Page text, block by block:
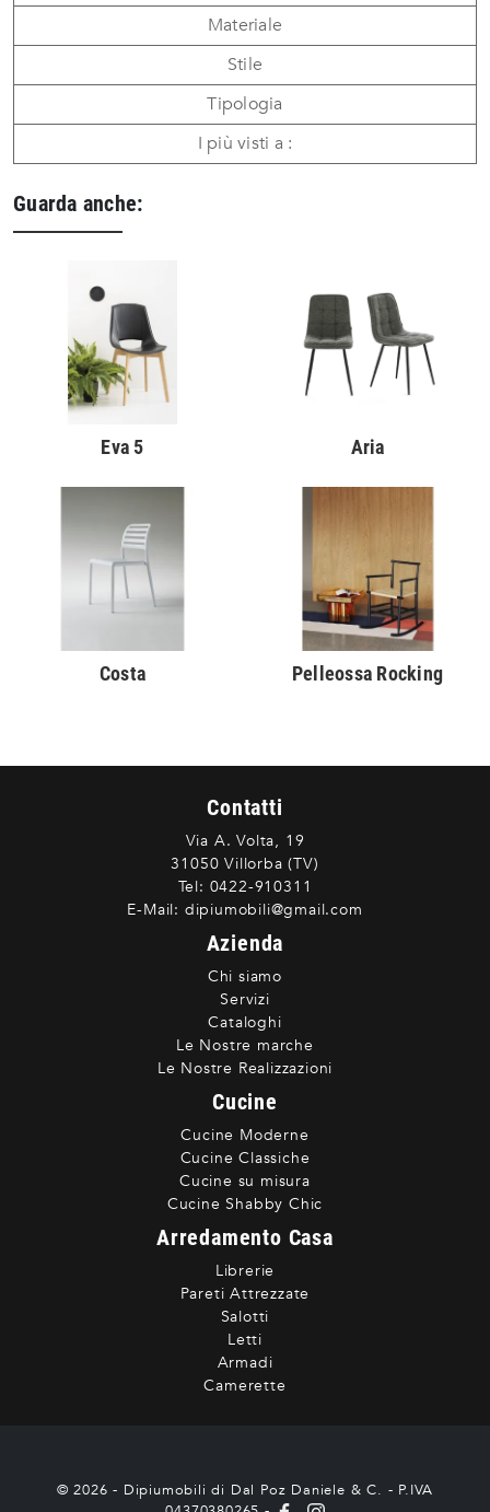
Materiale
Stile
Tipologia
I più visti a :
Guarda anche:
Eva 5 Aria
Costa Pelleossa Rocking
Contatti
Via A. Volta, 19
31050 Villorba (TV)
Tel: 0422-910311
E-Mail: dipiumobili@gmail.com
Azienda
Chi siamo
Servizi
Cataloghi
Le Nostre marche
Le Nostre Realizzazioni
Cucine
Cucine Moderne
Cucine Classiche
Cucine su misura
Cucine Shabby Chic
Arredamento Casa
Librerie
Pareti Attrezzate
Salotti
Letti
Armadi
Camerette
© 2026 - Dipiumobili di Dal Poz Daniele & C. - P.IVA